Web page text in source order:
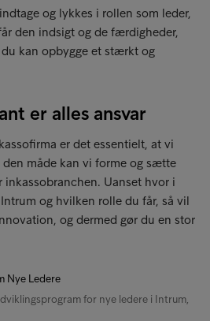
og lykkes i rollen som leder,
den indsigt og de færdigheder,
kan opbygge et stærkt og
er alles ansvar
er det essentielt, at vi
den måde kan vi forme og sætte
inkassobranchen. Uanset hvor i
og hvilken rolle du får, så vil
og dermed gør du en stor
for nye ledere i Intrum,